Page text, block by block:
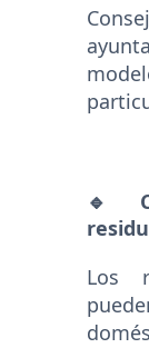
🔹
Los